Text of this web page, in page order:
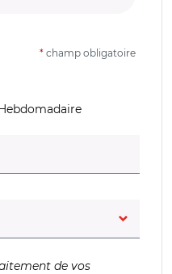
* champ obligatoire
obligatoire)
de vos